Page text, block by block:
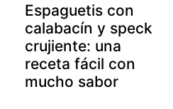
Espaguetis con
calabacín y speck
crujiente: una
receta fácil con
mucho sabor